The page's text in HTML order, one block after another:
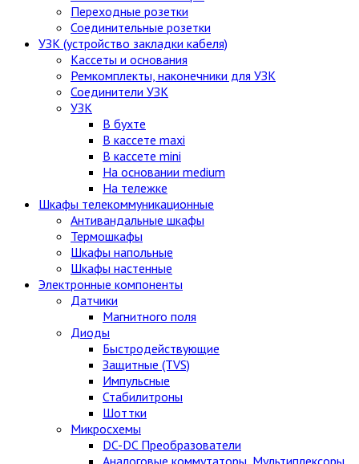
Переходные розетки
Соединительные розетки
УЗК (устройство закладки кабеля)
Кассеты и основания
Ремкомплекты, наконечники для УЗК
Соединители УЗК
УЗК
В бухте
В кассете maxi
В кассете mini
На основании medium
На тележке
Шкафы телекоммуникационные
Антивандальные шкафы
Термошкафы
Шкафы напольные
Шкафы настенные
Электронные компоненты
Датчики
Магнитного поля
Диоды
Быстродействующие
Защитные (TVS)
Импульсные
Стабилитроны
Шоттки
Микросхемы
DC-DC Преобразователи
Аналоговые коммутаторы, Мультиплексоры,